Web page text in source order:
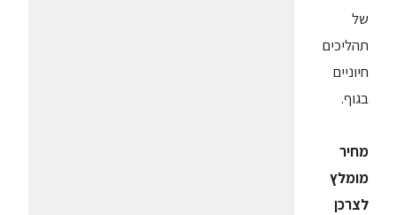
של
תהליכים
חיוניים
בגוף.
מחיר
מומלץ
לצרכן